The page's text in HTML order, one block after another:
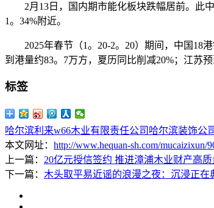
2月13日，国内期市能化板块跌幅居前。此中
1。34%附近。
2025年春节（1。20-2。20）期间，中国18港
到港量约83。7万方，夏历同比削减20%；江苏
标签
哈尔滨利来w66木业有限责任公司 哈尔滨装饰公
本文网址： http://www.hequan-sh.com/mucaizixun/
上一篇： 20亿元授信签约 推进漳浦木业财产高
下一篇： 木头取平易近谣的浪漫之夜：沉浸正在